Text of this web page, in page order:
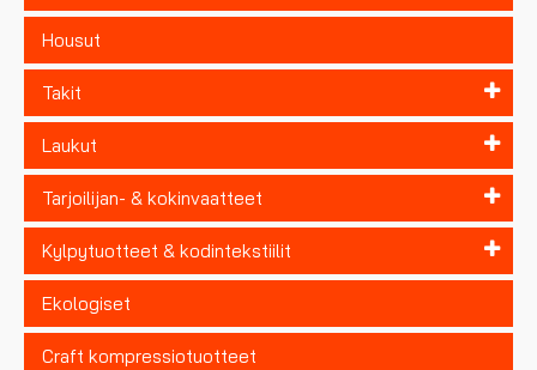
Housut
Takit
Laukut
Tarjoilijan- & kokinvaatteet
Kylpytuotteet & kodintekstiilit
Ekologiset
Craft kompressiotuotteet